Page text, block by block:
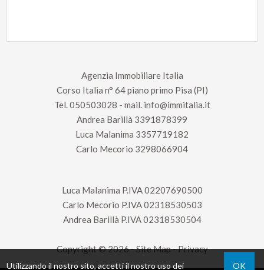
Agenzia Immobiliare Italia
Corso Italia n° 64 piano primo Pisa (PI)
Tel.050503028 - mail. info@immitalia.it
Andrea Barillà 3391878399
Luca Malanima 3357719182
Carlo Mecorio 3298066904
Luca Malanima P.IVA 02207690500
Carlo Mecorio P.IVA 02318530503
Andrea Barillà P.IVA 02318530504
Copyright © 2026 -Site Map-Privacy
Utilizzando il nostro sito, accetti il nostro uso dei OK